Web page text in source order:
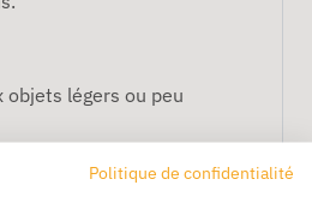
objets légers ou peu
Politique de confidentialité